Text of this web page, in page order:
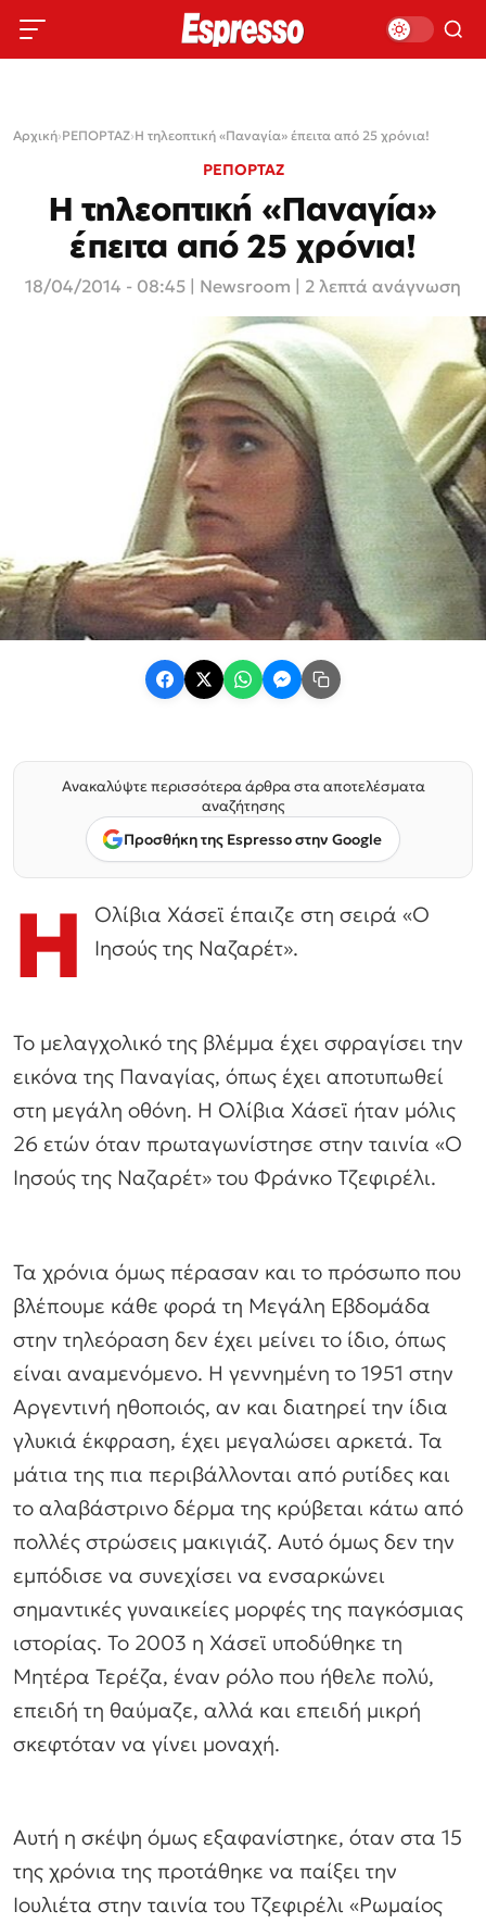
Αρχική›ΡΕΠΟΡΤΑΖ›Η τηλεοπτική «Παναγία» έπειτα από 25 χρόνια!
ΡΕΠΟΡΤΑΖ
Η τηλεοπτική «Παναγία»
έπειτα από 25 χρόνια!
18/04/2014 - 08:45 Newsroom | 2 λεπτά ανάγνωση
Ανακαλύψτε περισσότερα άρθρα στα αποτελέσματα
αναζήτησης
Προσθήκη της Espresso στην Google
Η
Ολίβια Χάσεϊ έπαιζε στη σειρά «Ο
Ιησούς της Ναζαρέτ».
Το μελαγχολικό της βλέμμα έχει σφραγίσει την
εικόνα της Παναγίας, όπως έχει αποτυπωθεί
στη μεγάλη οθόνη. Η Ολίβια Χάσεϊ ήταν μόλις
26 ετών όταν πρωταγωνίστησε στην ταινία «Ο
Ιησούς της Ναζαρέτ» του Φράνκο Τζεφιρέλι.
Τα χρόνια όμως πέρασαν και το πρόσωπο που
βλέπουμε κάθε φορά τη Μεγάλη Εβδομάδα
στην τηλεόραση δεν έχει μείνει το ίδιο, όπως
είναι αναμενόμενο. Η γεννημένη το 1951 στην
Αργεντινή ηθοποιός, αν και διατηρεί την ίδια
γλυκιά έκφραση, έχει μεγαλώσει αρκετά. Τα
μάτια της πια περιβάλλονται από ρυτίδες και
το αλαβάστρινο δέρμα της κρύβεται κάτω από
πολλές στρώσεις μακιγιάζ. Αυτό όμως δεν την
εμπόδισε να συνεχίσει να ενσαρκώνει
σημαντικές γυναικείες μορφές της παγκόσμιας
ιστορίας. Το 2003 η Χάσεϊ υποδύθηκε τη
Μητέρα Τερέζα, έναν ρόλο που ήθελε πολύ,
επειδή τη θαύμαζε, αλλά και επειδή μικρή
σκεφτόταν να γίνει μοναχή.
Αυτή η σκέψη όμως εξαφανίστηκε, όταν στα 15
της χρόνια της προτάθηκε να παίξει την
Ιουλιέτα στην ταινία του Τζεφιρέλι «Ρωμαίος